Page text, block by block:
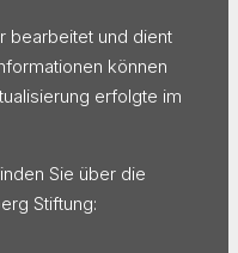
bearbeitet und dient
können
erfolgte im
Sie über die
Stiftung: